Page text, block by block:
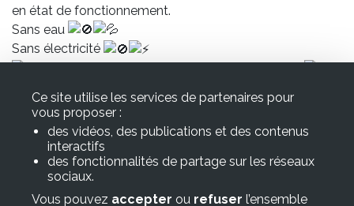
économique
en état de fonctionnement.
Sans eau
Sans électricité
Mairie de CUREMONTE
19500 Curemonte
Ce site utilise les services de partenaires pour
vous proposer :
des vidéos, des publications et des contenus
interactifs
des fonctionnalités de partage sur les réseaux
sociaux.
Vous pouvez accepter ou refuser l’ensemble